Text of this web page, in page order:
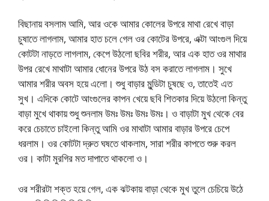
বিছানায় বসলাম আমি, আর ওকে আমার কোলের উপরে মাথা রেখে বাড়া
চুষাতে লাগলাম, আমার হাত চলে গেল ওর কোটের উপরে, এক্টা আংগুল দিয়ে
কোটটা নাড়তে লাগলাম, কেপে উঠলো ছবির শরীর, আর এক হাত ওর মাথার
উপর রেখে মাথাটা আমার ধোনের উপরে উঠ বস করাতে লাগলাম। সুখে
আমার শরীর অবস হয়ে এলো। শুধু বাড়ার মুন্ডিটা চুষছে ও, তাতেই এত
সুখ। এদিকে কোটে আংগুলের কাপন খেয়ে ছবি শিতকার দিয়ে উঠলো কিন্তু
বাড়া মুখে থাকায় শুধু শুনলাম উমঃ উমঃ উমঃ উমঃ। ও বাড়াটা মুখ থেকে বের
করে চেচাতে চাইলো কিন্তু আমি ওর মাথাটা আমার বাড়ার উপরে চেপে
ধরলাম। ওর কোটটা দ্রুত ঘষতে থাকলাম, সারা শরীর কাপতে শুরু করল
ওর। কাটা মুরগির মত দাপাতে থাকলো ও।
ওর শরীরটা শক্ত হয়ে গেল, এক ঝটকায় বাড়া থেকে মুখ তুলে চেচিয়ে উঠে